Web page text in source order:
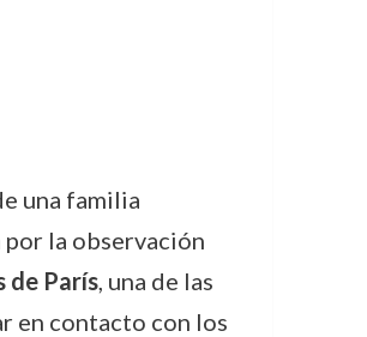
una familia
por la observación
de París, una de las
en contacto con los